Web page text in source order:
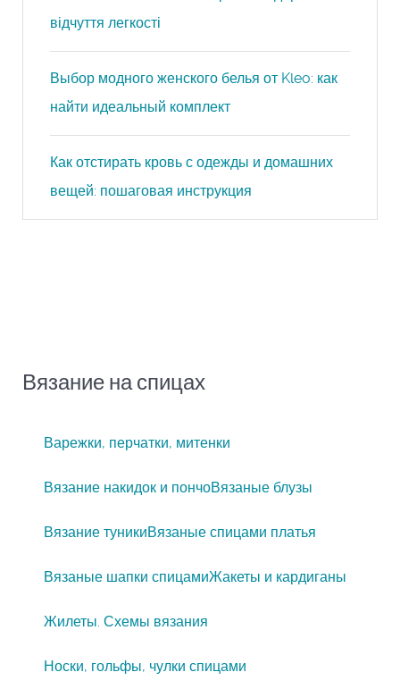
відчуття легкості
Выбор модного женского белья от Kleo: как
найти идеальный комплект
Как отстирать кровь с одежды и домашних
вещей: пошаговая инструкция
Вязание на спицах
Варежки, перчатки, митенки
Вязание накидок и пончоВязаные блузы
Вязание туникиВязаные спицами платья
Вязаные шапки спицамиЖакеты и кардиганы
Жилеты. Схемы вязания
Носки, гольфы, чулки спицами